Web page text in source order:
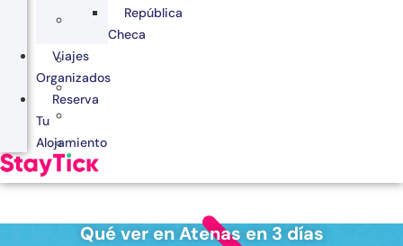
República
Checa
Viajes
Organizados
Reserva
Tu
Alojamiento
Qué ver en Atenas en 3 días